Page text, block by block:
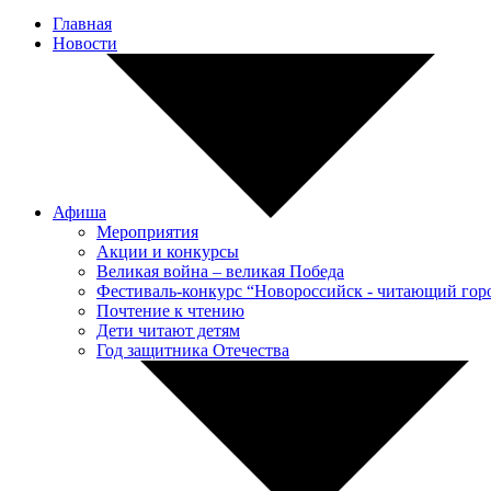
Главная
Новости
Афиша
Мероприятия
Акции и конкурсы
Великая война – великая Победа
Фестиваль-конкурс “Новороссийск - читающий
Почтение к чтению
Дети читают детям
Год защитника Отечества